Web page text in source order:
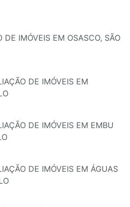
DE IMÓVEIS EM OSASCO, SÃO
DE IMÓVEIS EM
DE IMÓVEIS EM EMBU
DE IMÓVEIS EM ÁGUAS